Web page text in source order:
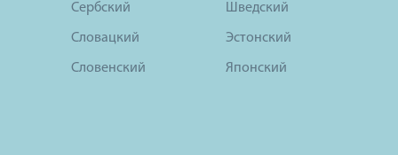
Сербский
Словацкий
Словенский
Шведский
Эстонский
Японский